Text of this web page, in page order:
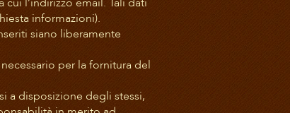
informazioni).
siano liberamente
per la fornitura del
a disposizione degli stessi,